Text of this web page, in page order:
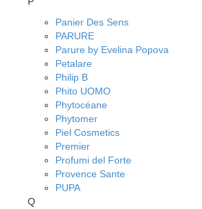
Panier Des Sens
PARURE
Parure by Evelina Popova
Petalare
Philip B
Phito UOMO
Phytocéane
Phytomer
Piel Cosmetics
Premier
Profumi del Forte
Provence Sante
PUPA
Q